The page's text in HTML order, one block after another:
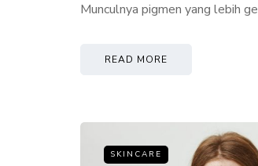
Munculnya pigmen yang lebih
READ MORE
SKINCARE